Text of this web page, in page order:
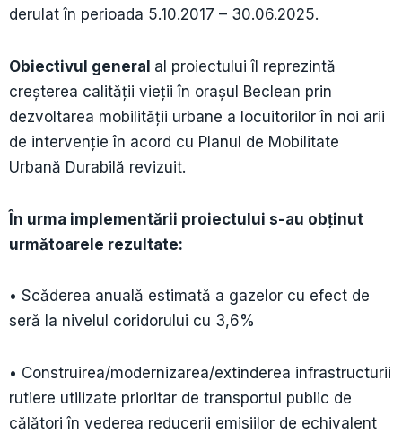
derulat în perioada 5.10.2017 – 30.06.2025.
Obiectivul general al proiectului îl reprezintă
creșterea calității vieții în orașul Beclean prin
dezvoltarea mobilității urbane a locuitorilor în noi arii
de intervenție în acord cu Planul de Mobilitate
Urbană Durabilă revizuit.
În urma implementării proiectului s-au obținut
următoarele rezultate:
• Scăderea anuală estimată a gazelor cu efect de
seră la nivelul coridorului cu 3,6%
• Construirea/modernizarea/extinderea infrastructurii
rutiere utilizate prioritar de transportul public de
călători în vederea reducerii emisiilor de echivalent